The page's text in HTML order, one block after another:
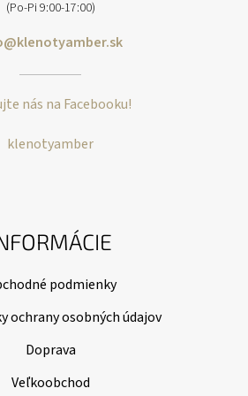
(Po-Pi 9:00-17:00)
nás na Facebooku!
klenotyamber
podmienky
ochrany osobných údajov
Doprava
Veľkoobchod